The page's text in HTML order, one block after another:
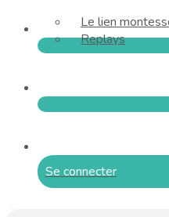
Le lien
Replays
Se connecter